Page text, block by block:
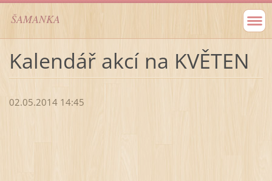
ŠAMANKA
Kalendář akcí na KVĚTEN
02.05.2014 14:45